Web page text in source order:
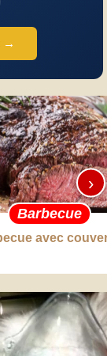
→
Barbecue
avec
›